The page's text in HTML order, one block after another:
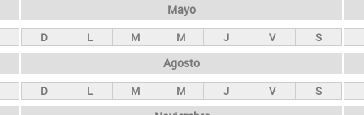
Mayo
D L M M J V S
Agosto
D L M M J V S